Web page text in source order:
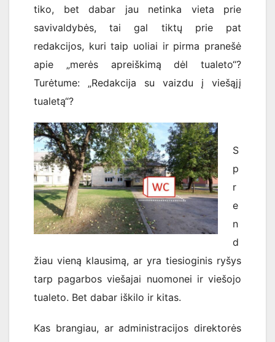
tiko, bet dabar jau netinka vieta prie
savivaldybės, tai gal tiktų prie pat
redakcijos, kuri taip uoliai ir pirma pranešė
apie „merės apreiškimą dėl tualeto“?
Turėtume: „Redakcija su vaizdu į viešąjį
tualetą“?
S
p
r
e
n
d
žiau vieną klausimą, ar yra tiesioginis ryšys
tarp pagarbos viešajai nuomonei ir viešojo
tualeto. Bet dabar iškilo ir kitas.
Kas brangiau, ar administracijos direktorės